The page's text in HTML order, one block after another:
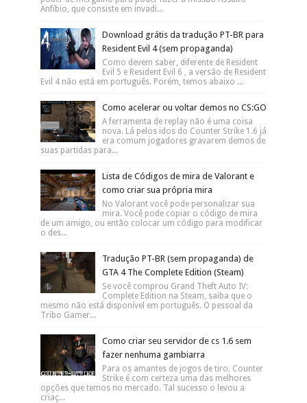
Anfíbio, que consiste em invadi...
Download grátis da tradução PT-BR para
Resident Evil 4 (sem propaganda)
Como devem saber, diferente de Resident
Evil 5 e Resident Evil 6 , a versão de Resident
Evil 4 não está em português. Porém, temos abaixo ...
Como acelerar ou voltar demos no CS:GO
A ferramenta de replay não é uma coisa
nova. Lá pelos idos do Counter Strike 1.6 já
era comum jogadores gravarem demos de
suas partidas para...
Lista de Códigos de mira de Valorant e
como criar sua própria mira
No Valorant você pode personalizar sua
mira. Você pode copiar o código de mira
de um amigo, ou então colocar um código para modificar
o des...
Tradução PT-BR (sem propaganda) de
GTA 4 The Complete Edition (Steam)
Se você comprou Grand Theft Auto IV:
Complete Edition na Steam, saiba que o
mesmo não está disponível em português. O pessoal da
Tribo Gamer...
Como criar seu servidor de cs 1.6 sem
fazer nenhuma gambiarra
Para os amantes de jogos de tiro, Counter
Strike é com certeza uma das melhores
opções que temos no mercado. Tal sucesso o levou a
criaç...